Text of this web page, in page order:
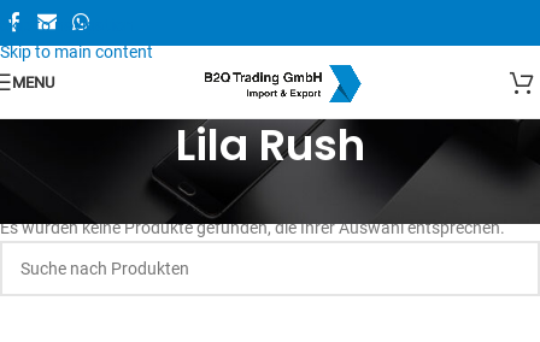
Skip to navigation
Skip to main content
MENU
Lila Rush
Es wurden keine Produkte gefunden, die Ihrer Auswahl entsprechen.